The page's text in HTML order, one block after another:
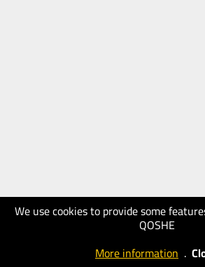
We use cookies to provide some
QOSHE
More information .